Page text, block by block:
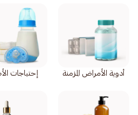
أدوية الأمراض المزمنة إحتياجات